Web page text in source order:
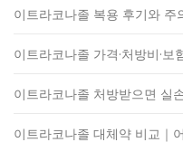
이트라코나졸 복용 후기와
이트라코나졸 가격·처방비·보
이트라코나졸 처방받으면 실
이트라코나졸 대체약 비교｜